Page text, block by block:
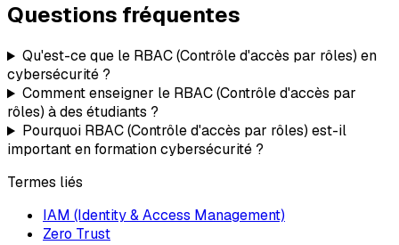
Questions fréquentes
Qu'est-ce que le RBAC (Contrôle d'accès par rôles) en
cybersécurité ?
Comment enseigner le RBAC (Contrôle d'accès par
rôles) à des étudiants ?
Pourquoi RBAC (Contrôle d'accès par rôles) est-il
important en formation cybersécurité ?
Termes liés
IAM (Identity & Access Management)
Zero Trust